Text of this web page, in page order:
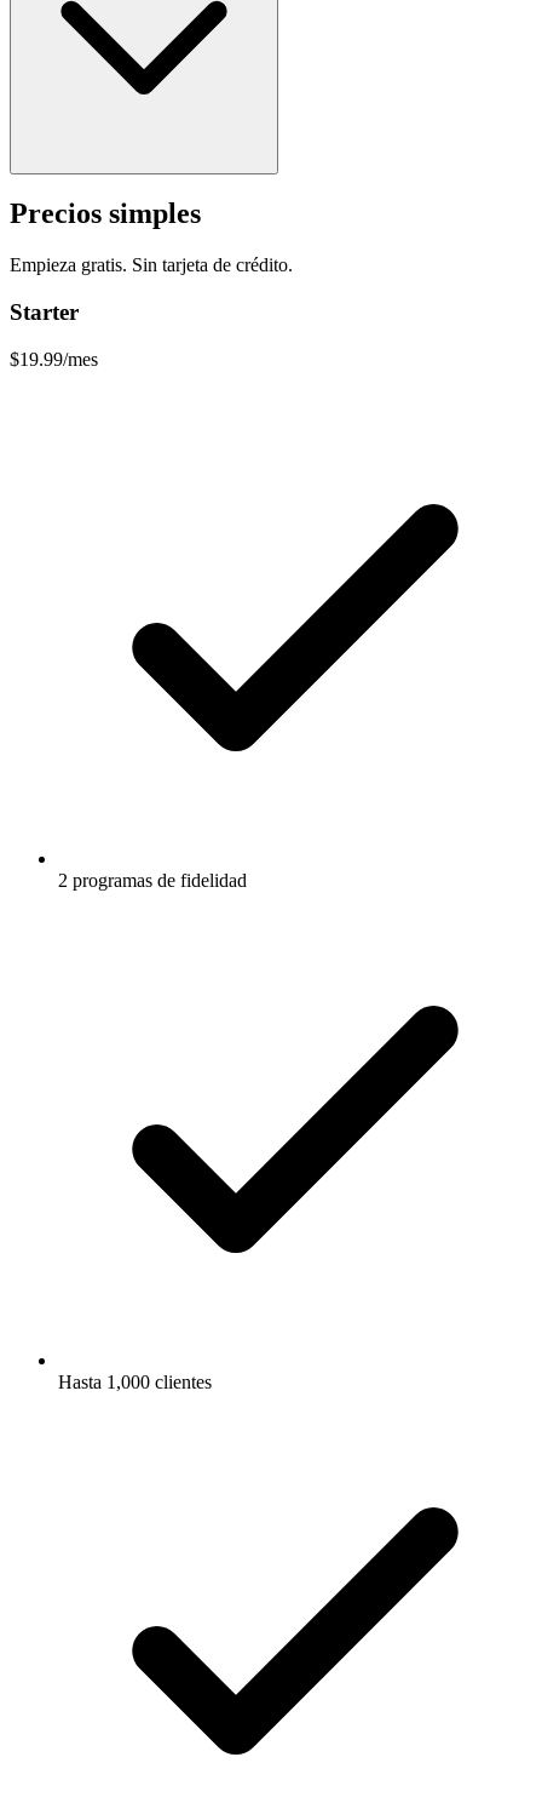
Precios simples
Empieza gratis. Sin tarjeta de crédito.
Starter
$19.99/mes
2 programas de fidelidad
Hasta 1,000 clientes